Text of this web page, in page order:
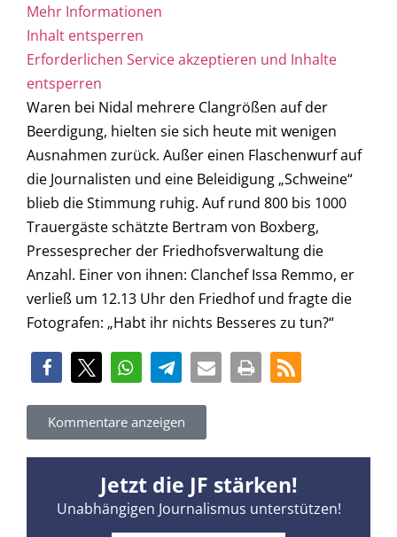
Mehr Informationen
Inhalt entsperren
Erforderlichen Service akzeptieren und Inhalte
entsperren
Waren bei Nidal mehrere Clangrößen auf der
Beerdigung, hielten sie sich heute mit wenigen
Ausnahmen zurück. Außer einen Flaschenwurf auf
die Journalisten und eine Beleidigung „Schweine“
blieb die Stimmung ruhig. Auf rund 800 bis 1000
Trauergäste schätzte Bertram von Boxberg,
Pressesprecher der Friedhofsverwaltung die
Anzahl. Einer von ihnen: Clanchef Issa Remmo, er
verließ um 12.13 Uhr den Friedhof und fragte die
Fotografen: „Habt ihr nichts Besseres zu tun?“
Kommentare anzeigen
Jetzt die JF stärken!
Unabhängigen Journalismus unterstützen!